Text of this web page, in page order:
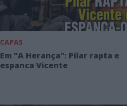
CAPAS
Em "A Herança": Pilar rapta e
espanca Vicente